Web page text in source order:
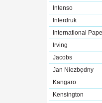
Intenso
Interdruk
International
Irving
Jacobs
Jan Niezbędny
Kangaro
Kensington